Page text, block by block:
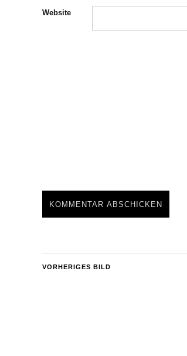
Website
VORHERIGES BILD